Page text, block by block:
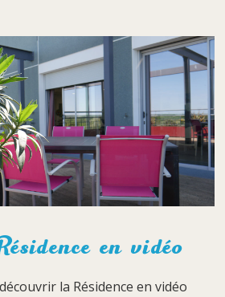
en vidéo
la Résidence en vidéo